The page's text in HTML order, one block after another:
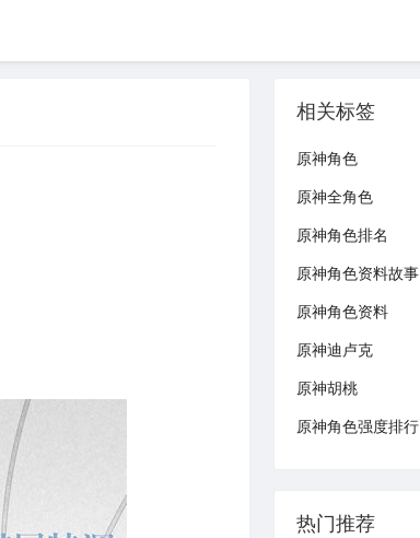
相关标签
原神角色
原神全角色
原神角色排名
原神角色资料故事
原神角色资料
原神迪卢克
原神胡桃
原神角色强度排行
热门推荐